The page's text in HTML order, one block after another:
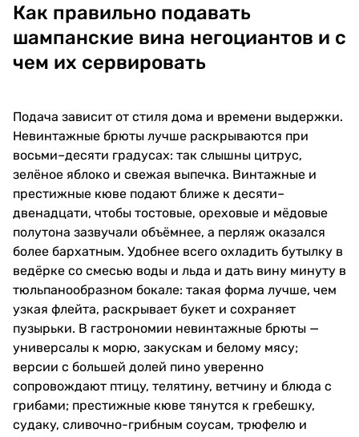
Как правильно подавать
шампанские вина негоциантов и с
чем их сервировать
Подача зависит от стиля дома и времени выдержки.
Невинтажные брюты лучше раскрываются при
восьми–десяти градусах: так слышны цитрус,
зелёное яблоко и свежая выпечка. Винтажные и
престижные кюве подают ближе к десяти–
двенадцати, чтобы тостовые, ореховые и мёдовые
полутона зазвучали объёмнее, а перляж оказался
более бархатным. Удобнее всего охладить бутылку в
ведёрке со смесью воды и льда и дать вину минуту в
тюльпанообразном бокале: такая форма лучше, чем
узкая флейта, раскрывает букет и сохраняет
пузырьки. В гастрономии невинтажные брюты —
универсалы к морю, закускам и белому мясу;
версии с большей долей пино уверенно
сопровождают птицу, телятину, ветчину и блюда с
грибами; престижные кюве тянутся к гребешку,
судаку, сливочно-грибным соусам, трюфелю и